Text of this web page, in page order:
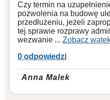
Czy termin na
pozwolenia na budowę
przedłużeniu, jeżeli
tej sprawie rozprawy
wezwanie ... Zobacz
0 odpowiedzi
Anna Malek